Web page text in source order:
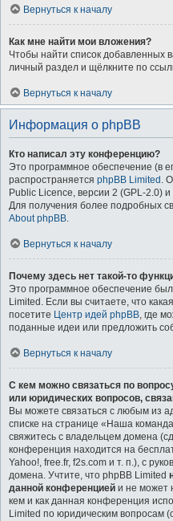
Вернуться к началу
Как мне найти мои вложения?
Чтобы найти список добавленных
личный раздел и щёлкните по
Вернуться к началу
Информация о phpBB
Кто написал эту конференцию?
Это программное обеспечение (в
распространяется phpBB Limited .
Public Licence, версии 2 (GPL-2.0)
Для получения более подробных
About phpBB.
Вернуться к началу
Почему здесь нет такой-то
Это программное обеспечение
Limited. Если вы считаете, что
посетите Центр идей phpBB, где
поданные идеи или предложить
Вернуться к началу
С кем можно связаться по
или юридических вопросов,
Вы можете связаться с любым из
списке на странице «Наша
свяжитесь с владельцем домена
конференция находится на
Yahoo!, free.fr, f2s.com и т. п.), с
домена. Учтите, что phpBB Limited
данной конференцией и не может
кем и как данная конференция
Limited по юридическим вопросам